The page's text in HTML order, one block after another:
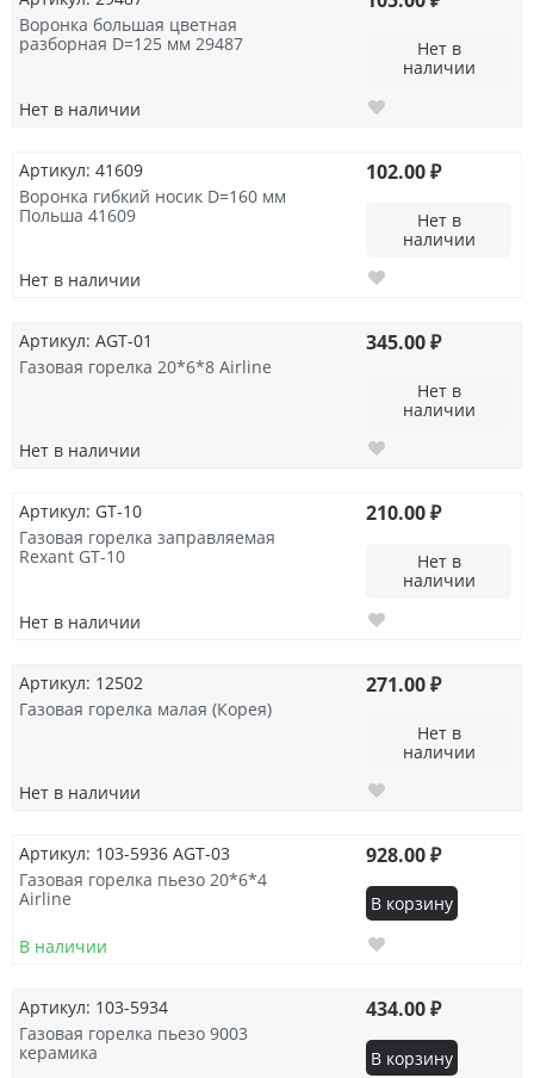
Воронка большая цветная
разборная D=125 мм 29487
Нет в наличии
Нет в
наличии
Артикул: 41609
Воронка гибкий носик D=160 мм
Польша 41609
Нет в наличии
102.00 ₽
Нет в
наличии
Артикул: AGT-01
Газовая горелка 20*6*8 Airline
Нет в наличии
345.00 ₽
Нет в
наличии
Артикул: GT-10
Газовая горелка заправляемая
Rexant GT-10
Нет в наличии
210.00 ₽
Нет в
наличии
Артикул: 12502
Газовая горелка малая (Корея)
Нет в наличии
271.00 ₽
Нет в
наличии
Артикул: 103-5936 AGT-03
Газовая горелка пьезо 20*6*4
Airline
В наличии
928.00 ₽
В корзину
Артикул: 103-5934
Газовая горелка пьезо 9003
керамика
434.00 ₽
В корзину